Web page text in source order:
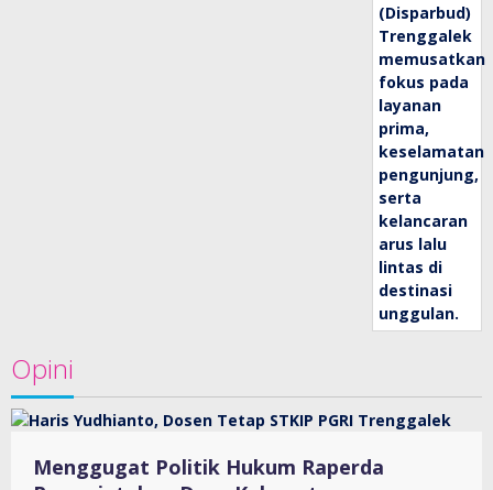
Opini
Menggugat Politik Hukum Raperda